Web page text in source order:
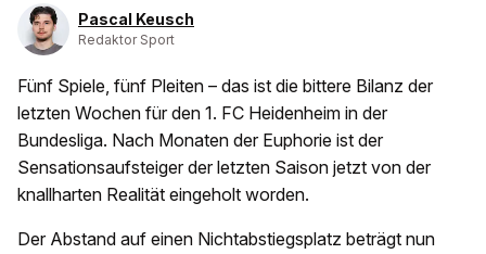
Pascal Keusch
Redaktor Sport
Fünf Spiele, fünf Pleiten – das ist die bittere Bilanz der
letzten Wochen für den 1. FC Heidenheim in der
Bundesliga. Nach Monaten der Euphorie ist der
Sensationsaufsteiger der letzten Saison jetzt von der
knallharten Realität eingeholt worden.
Der Abstand auf einen Nichtabstiegsplatz beträgt nun